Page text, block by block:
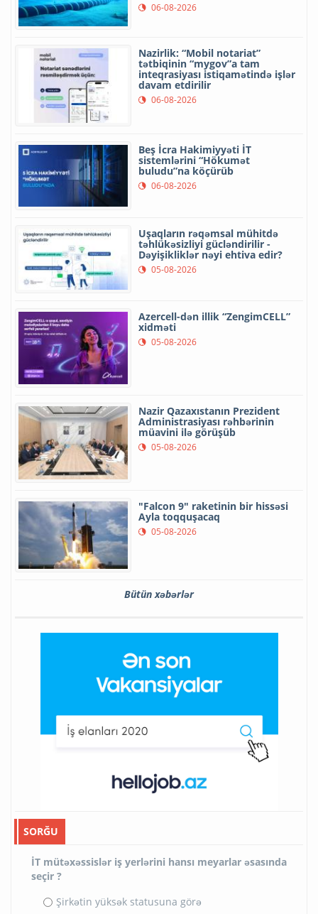
06-08-2026
Nazirlik: “Mobil notariat”
tətbiqinin “mygov”a tam
inteqrasiyası istiqamətində işlər
davam etdirilir
06-08-2026
Beş İcra Hakimiyyəti İT
sistemlərini “Hökumət
buludu”na köçürüb
06-08-2026
Uşaqların rəqəmsal mühitdə
təhlükəsizliyi gücləndirilir -
Dəyişikliklər nəyi ehtiva edir?
05-08-2026
Azercell-dən illik “ZengimCELL”
xidməti
05-08-2026
Nazir Qazaxıstanın Prezident
Administrasiyası rəhbərinin
müavini ilə görüşüb
05-08-2026
"Falcon 9" raketinin bir hissəsi
Ayla toqquşacaq
05-08-2026
Bütün xəbərlər
SORĞU
İT mütəxəssislər iş yerlərini hansı meyarlar əsasında
seçir ?
Şirkətin yüksək statusuna görə